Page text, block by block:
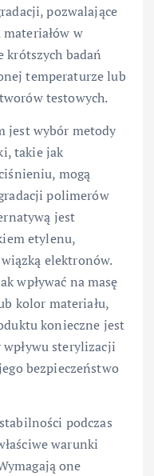
pozwalające
w
krótszych badań
temperaturze lub
testowych.
jest wybór metody
takie jak
mogą
polimerów
jest
etylenu,
elektronów.
wpływać na masę
kolor materiału,
konieczne jest
wpływu sterylizacji
bezpieczeństwo
podczas
warunki
one